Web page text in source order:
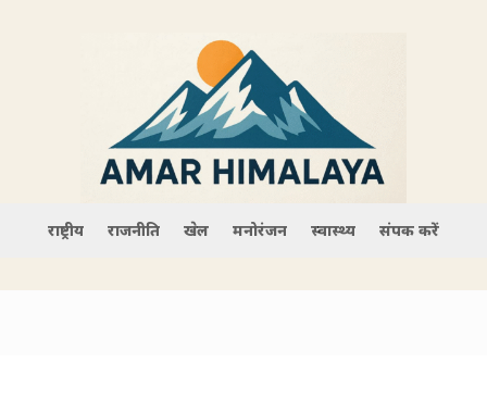
राष्ट्रीय राजनीति खेल मनोरंजन स्वास्थ्य संपर्क करें